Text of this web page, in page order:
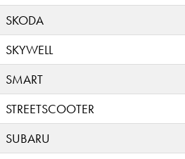
SKODA
SKYWELL
SMART
STREETSCOOTER
SUBARU